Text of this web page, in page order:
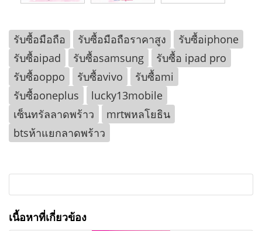
รับซื้อมือถือ รับซื้อมือถือราคาสูง
รับซื้อiphone
รับซื้อipad
รับซื้อsamsung
รับซื้อ ipad pro
รับซื้อoppo
รับซื้อvivo
รับซื้อmi
รับซื้อoneplus
lucky13mobile
เซ็นทรัลลาดพร้าว
mrtพหลโยธิน
btsห้าแยกลาดพร้าว
เนื้อหาที่เกี่ยวข้อง